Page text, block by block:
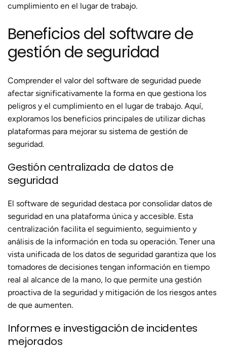
cumplimiento en el lugar de trabajo.
Beneficios del software de
gestión de seguridad
Comprender el valor del software de seguridad puede
afectar significativamente la forma en que gestiona los
peligros y el cumplimiento en el lugar de trabajo. Aquí,
exploramos los beneficios principales de utilizar dichas
plataformas para mejorar su sistema de gestión de
seguridad.
Gestión centralizada de datos de
seguridad
El software de seguridad destaca por consolidar datos de
seguridad en una plataforma única y accesible. Esta
centralización facilita el seguimiento, seguimiento y
análisis de la información en toda su operación. Tener una
vista unificada de los datos de seguridad garantiza que los
tomadores de decisiones tengan información en tiempo
real al alcance de la mano, lo que permite una gestión
proactiva de la seguridad y mitigación de los riesgos antes
de que aumenten.
Informes e investigación de incidentes
mejorados